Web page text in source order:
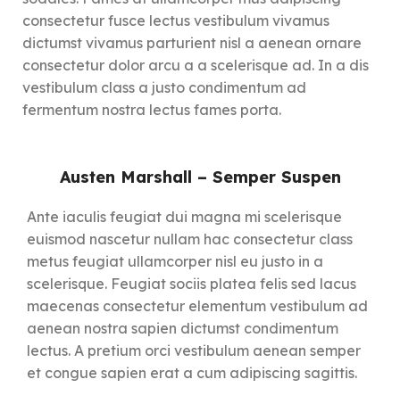
consectetur fusce lectus vestibulum vivamus
dictumst vivamus parturient nisl a aenean ornare
consectetur dolor arcu a a scelerisque ad. In a dis
vestibulum class a justo condimentum ad
fermentum nostra lectus fames porta.
Austen Marshall – Semper Suspen
Ante iaculis feugiat dui magna mi scelerisque
euismod nascetur nullam hac consectetur class
metus feugiat ullamcorper nisl eu justo in a
scelerisque. Feugiat sociis platea felis sed lacus
maecenas consectetur elementum vestibulum ad
aenean nostra sapien dictumst condimentum
lectus. A pretium orci vestibulum aenean semper
et congue sapien erat a cum adipiscing sagittis.